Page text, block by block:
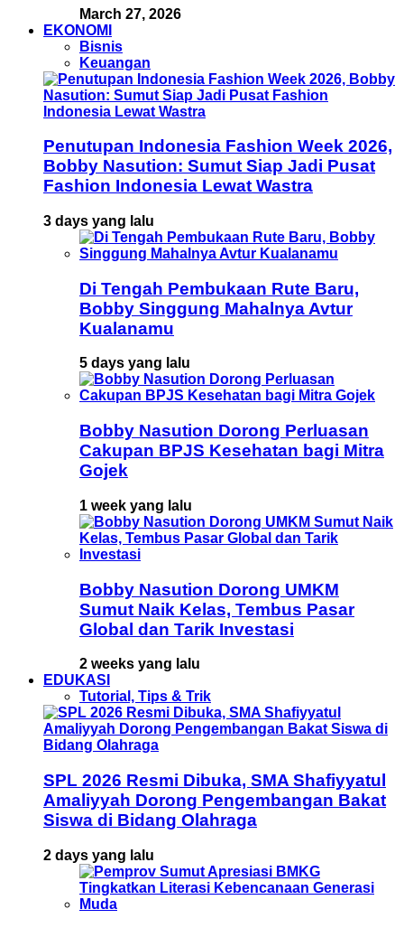
March 27, 2026
EKONOMI
Bisnis
Keuangan
Penutupan Indonesia Fashion Week 2026,
Bobby Nasution: Sumut Siap Jadi Pusat
Fashion Indonesia Lewat Wastra
3 days yang lalu
Di Tengah Pembukaan Rute Baru,
Bobby Singgung Mahalnya Avtur
Kualanamu
5 days yang lalu
Bobby Nasution Dorong Perluasan
Cakupan BPJS Kesehatan bagi Mitra
Gojek
1 week yang lalu
Bobby Nasution Dorong UMKM
Sumut Naik Kelas, Tembus Pasar
Global dan Tarik Investasi
2 weeks yang lalu
EDUKASI
Tutorial, Tips & Trik
SPL 2026 Resmi Dibuka, SMA Shafiyyatul
Amaliyyah Dorong Pengembangan Bakat
Siswa di Bidang Olahraga
2 days yang lalu